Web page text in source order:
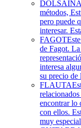
métodos,
pero puede
interesar.
FAGOT
de Fagot.
interesa
su precio
FLAUTA
encontrar lo
con ellos.
muy